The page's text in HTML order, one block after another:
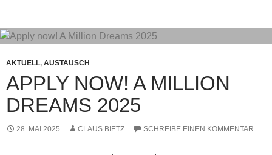
AKTUELL, AUSTAUSCH
APPLY NOW! A MILLION
DREAMS 2025
28. MAI 2025 CLAUS BIETZ SCHREIBE EINEN KOMMENTAR